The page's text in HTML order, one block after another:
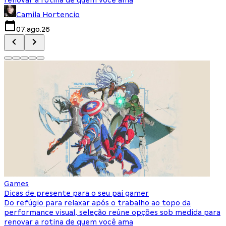
Camila Hortencio
07.ago.26
Games
Dicas de presente para o seu pai gamer
Do refúgio para relaxar após o trabalho ao topo da
performance visual, seleção reúne opções sob medida para
renovar a rotina de quem você ama